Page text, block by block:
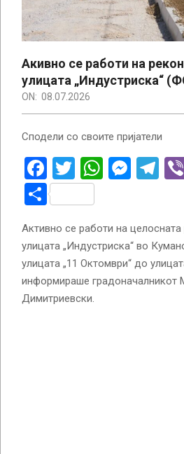
Акивно се работи на
улицата „Индустриска“
ON: 08.07.2026
Сподели со своите пријатели
Facebook
Twitter
Share
Активно се работи на целосната
улицата „Индустриска“ во
улицата „11 Октомври“ до
информираше градоначалникот
Димитриевски.